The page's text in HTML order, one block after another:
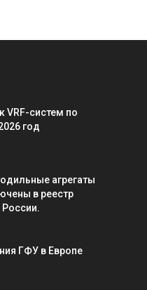
VRF-систем по
год
агрегаты
в реестр
ГФУ в Европе